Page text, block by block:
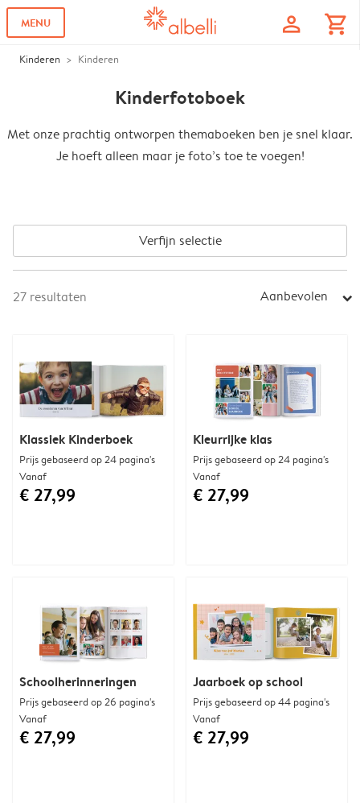
MENU profile shopping_cart
Kinderen Kinderen
Kinderfotoboek
Met onze prachtig ontworpen themaboeken ben je snel klaar.
Je hoeft alleen maar je foto’s toe te voegen!
Verfijn selectie
27 resultaten Aanbevolen arrow_right
Schoolherinneringen
Prijs gebaseerd op 26 pagina's
Vanaf
€ 27,99
Kleurrijke klas
Prijs gebaseerd op 24 pagina's
Vanaf
€ 27,99
Jaarboek op school
Prijs gebaseerd op 44 pagina's
Vanaf
€ 27,99
Klassiek Kinderboek
Prijs gebaseerd op 24 pagina's
Vanaf
€ 27,99